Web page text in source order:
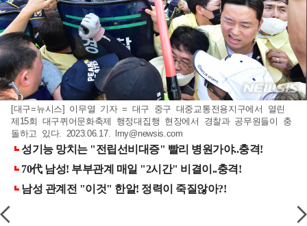
[대구=뉴시스] 이무열 기자 = 대구 중구 대중교통전용지구에서 열린
제15회 대구퀴어문화축제 행정대집행 현장에서 경찰과 공무원들이 충
돌하고 있다. 2023.06.17.
lmy@newsis.com